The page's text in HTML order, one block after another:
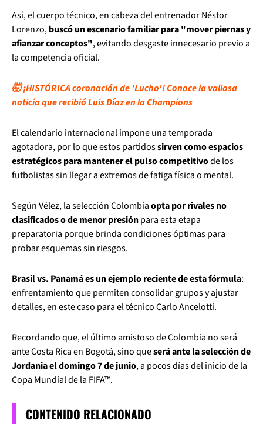
Así, el cuerpo técnico, en cabeza del entrenador Néstor
Lorenzo,buscó un escenario familiar para "mover piernas y
afianzar conceptos", evitando desgaste innecesario previo a
la competencia oficial.
🤯 ¡HISTÓRICA coronación de 'Lucho'! Conoce la valiosa
noticia que recibió Luis Díaz en la Champions
El calendario internacional impone una temporada
agotadora, por lo que estos partidossirven como espacios
estratégicos para mantener el pulso competitivode los
futbolistas sin llegar a extremos de fatiga física o mental.
Según Vélez, la selección Colombiaopta por rivales no
clasificados o de menor presiónpara esta etapa
preparatoria porque brinda condiciones óptimas para
probar esquemas sin riesgos.
Brasil vs. Panamá es un ejemplo reciente de esta fórmula:
enfrentamiento que permiten consolidar grupos y ajustar
detalles, en este caso para el técnico Carlo Ancelotti.
Recordando que, el último amistoso de Colombia no será
ante Costa Rica en Bogotá, sino queserá ante la selección de
Jordania el domingo 7 de junio, a pocos días del inicio de la
Copa Mundial de la FIFA™.
CONTENIDO RELACIONADO